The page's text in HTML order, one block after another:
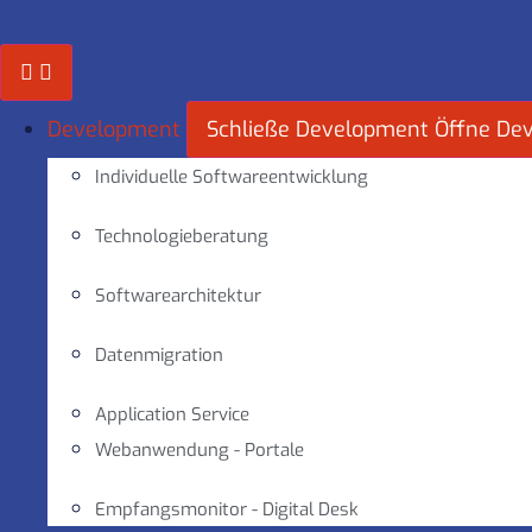
Inhalt
springen
Development
Schließe Development Öffne
Individuelle Softwareentwicklung
Technologieberatung
Softwarearchitektur
Datenmigration
Application Service
Webanwendung - Portale
Empfangsmonitor - Digital Desk